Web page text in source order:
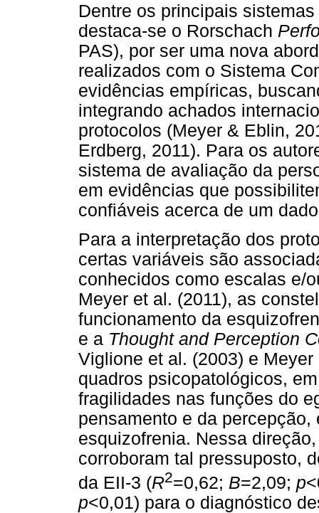
Dentre os principais
destaca-se o Rorschach
PAS), por ser uma nova
realizados com o Sistema
evidências empíricas,
integrando achados
protocolos (Meyer & Eblin,
Erdberg, 2011). Para os
sistema de avaliação da
em evidências que
confiáveis acerca de um
Para a interpretação dos
certas variáveis são
conhecidos como escalas e/
Meyer et al. (2011), as
funcionamento da
e a Thought and Perception
Viglione et al. (2003) e
quadros psicopatológicos,
fragilidades nas funções do
pensamento e da
esquizofrenia. Nessa
corroboram tal pressuposto,
da EII-3 (R2=0,62; B=2,09; p
p<0,01) para o diagnóstico